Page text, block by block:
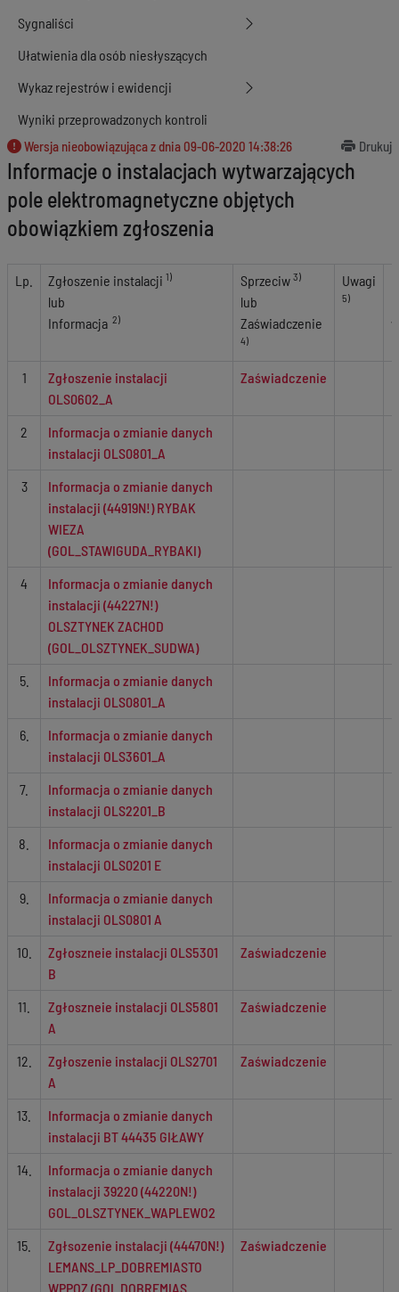
Sygnaliści
Ułatwienia dla osób niesłyszących
Wykaz rejestrów i ewidencji
Wyniki przeprowadzonych kontroli
Wersja nieobowiązująca z dnia 09-06-2020 14:38:26 Drukuj
Informacje o instalacjach wytwarzających
pole elektromagnetyczne objętych
obowiązkiem zgłoszenia
Lp. Zgłoszenie instalacji 1)
lub
Informacja 2)
Sprzeciw 3)
lub
Zaświadczenie
4)
Uwagi
5)
1
Zgłoszenie instalacji
OLS0602_A
Zaświadczenie
2
Informacja o zmianie danych
instalacji OLS0801_A
3
Informacja o zmianie danych
instalacji (44919N!) RYBAK
WIEZA
(GOL_STAWIGUDA_RYBAKI)
4
Informacja o zmianie danych
instalacji (44227N!)
OLSZTYNEK ZACHOD
(GOL_OLSZTYNEK_SUDWA)
5.
Informacja o zmianie danych
instalacji OLS0801_A
6.
Informacja o zmianie danych
instalacji OLS3601_A
7.
Informacja o zmianie danych
instalacji OLS2201_B
8.
Informacja o zmianie danych
instalacji OLS0201 E
9.
Informacja o zmianie danych
instalacji OLS0801 A
10.
Zgłoszneie instalacji OLS5301
B
Zaświadczenie
11.
Zgłoszneie instalacji OLS5801
A
Zaświadczenie
12.
Zgłoszenie instalacji OLS2701
A
Zaświadczenie
13.
Informacja o zmianie danych
instalacji BT 44435 GIŁAWY
14.
Informacja o zmianie danych
instalacji 39220 (44220N!)
GOL_OLSZTYNEK_WAPLEWO2
15.
Zgłsozenie instalacji (44470N!)
LEMANS_LP_DOBREMIASTO
WPPOZ (GOL DOBREMIAS
Zaświadczenie